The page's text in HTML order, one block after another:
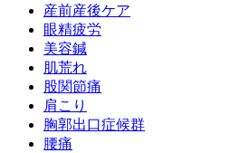
産前産後ケア
眼精疲労
美容鍼
肌荒れ
股関節痛
肩こり
胸郭出口症候群
腰痛